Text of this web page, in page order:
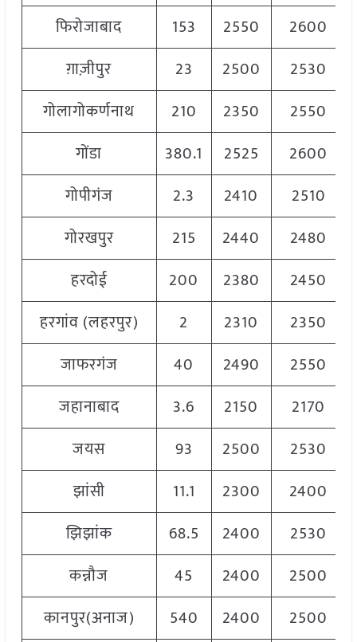
फिरोजाबाद
153 2550 2600
ग़ाज़ीपुर
23 2500 2530
गोलागोकर्णनाथ
210 2350 2550
गोंडा
380.1 2525 2600
गोपीगंज
2.3 2410 2510
गोरखपुर
215 2440 2480
हरदोई
200 2380 2450
हरगांव (लहरपुर)
2 2310 2350
जाफरगंज
40 2490
2550
जहानाबाद
3.6 2150 2170
जयस
93 2500 2530
झांसी
11.1 2300 2400
झिझांक
68.5 2400 2530
कन्नौज
45 2400 2500
कानपुर(अनाज)
540 2400 2500